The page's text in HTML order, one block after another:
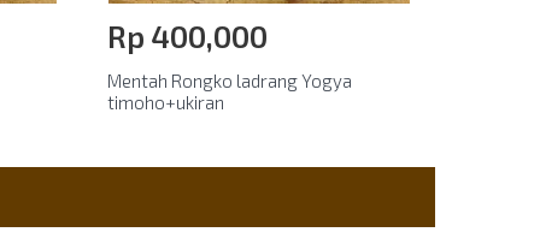
Rp‎ 400,000
Mentah Rongko ladrang Yogya
timoho+ukiran